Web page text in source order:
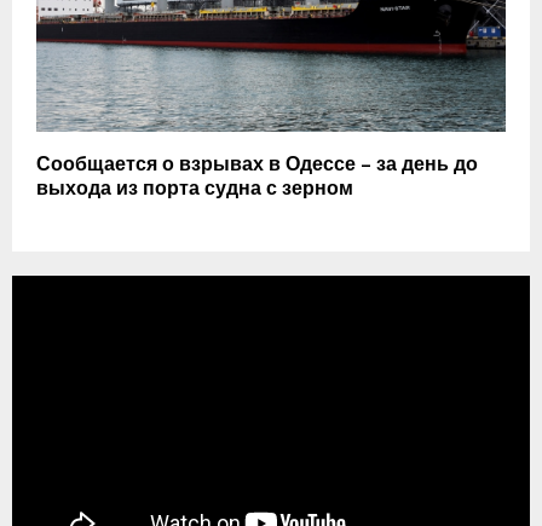
Сообщается о взрывах в Одессе – за день до
выхода из порта судна с зерном